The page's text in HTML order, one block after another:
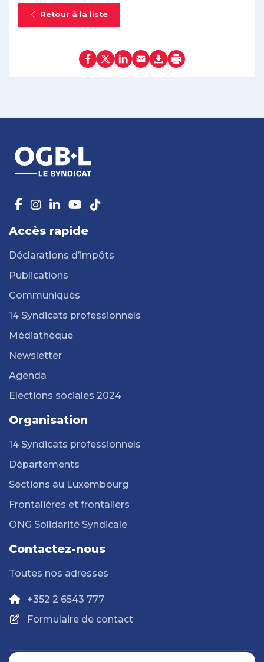
Retour à la liste
Accès rapide
Déclarations d’impôts
Publications
Communiqués
14 Syndicats professionnels
Médiathèque
Newsletter
Agenda
Elections sociales 2024
Organisation
14 Syndicats professionnels
Départements
Sections au Luxembourg
Frontalières et frontaliers
ONG Solidarité Syndicale
Contactez-nous
Toutes nos adresses
+352 2 6543 777
Formulaire de contact